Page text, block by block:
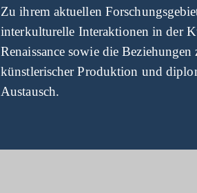
Zu ihrem aktuellen
interkulturelle Interaktionen in der
Renaissance sowie die Beziehungen
künstlerischer Produktion und
Austausch.